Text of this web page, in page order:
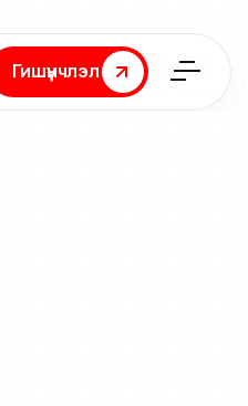
Гишүүнчлэл
Гишүүнчлэл